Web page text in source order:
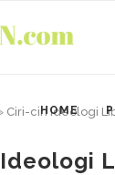
HOME
Ciri-ciri Ideologi